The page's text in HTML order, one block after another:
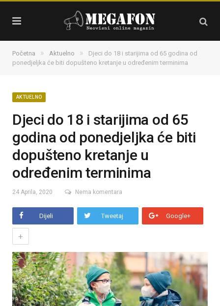
Početna » Aktuelno »
Djeci do 18 i starijima od 65 godina od
ponedjeljka će biti dopušteno kretanje u određenim terminima
AKTUELNO
Djeci do 18 i starijima od 65
godina od ponedjeljka će biti
dopušteno kretanje u
određenim terminima
24 Aprila, 2020 Nema komentara
Dijeli Tweetaj Google+
+